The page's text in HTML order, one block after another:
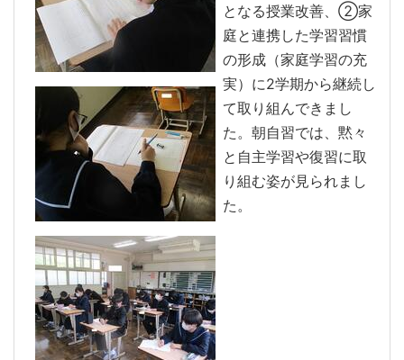
となる授業改善、②家
庭と連携した学習習慣
の形成（家庭学習の充
実）に2学期から継続し
て取り組んできまし
た。朝自習では、黙々
と自主学習や復習に取
り組む姿が見られまし
た。